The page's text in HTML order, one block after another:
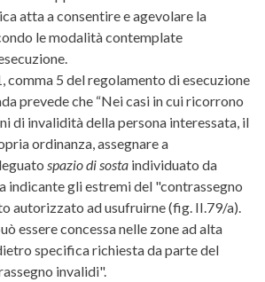
atta a consentire e agevolare la
le modalità contemplate
comma 5 del regolamento di esecuzione
prevede che “Nei casi in cui ricorrono
di invalidità della persona interessata, il
ordinanza, assegnare a
spazio di sosta individuato da
indicante gli estremi del "contrassegno
autorizzato ad usufruirne (fig. II.79/a).
essere concessa nelle zone ad alta
specifica richiesta da parte del
invalidi".